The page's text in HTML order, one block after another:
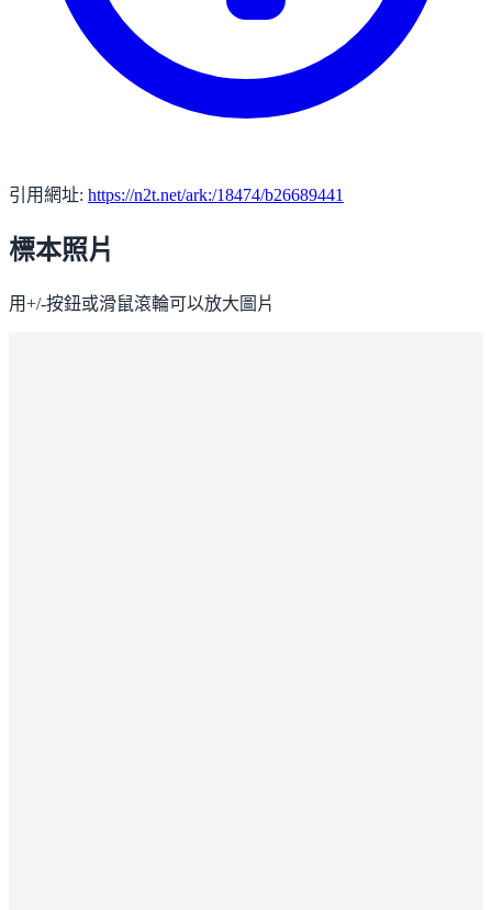
引用網址: https://n2t.net/ark:/18474/b26689441
標本照片
用+/-按鈕或滑鼠滾輪可以放大圖片